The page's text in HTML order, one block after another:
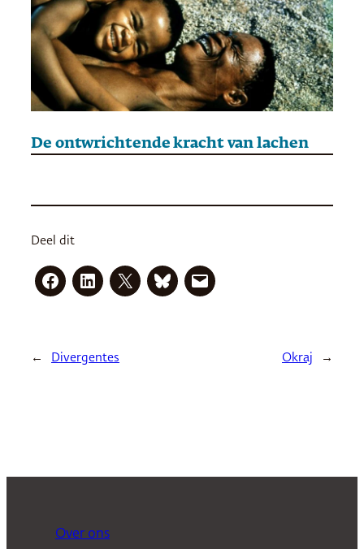
De ontwrichtende kracht van lachen
Deel dit
← Divergentes Okraj →
Over ons